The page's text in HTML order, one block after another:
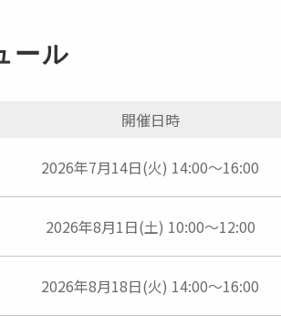
ール
開催日時
2026年7月14日(火) 14:00～16:00
2026年8月1日(土) 10:00～12:00
2026年8月18日(火) 14:00～16:00